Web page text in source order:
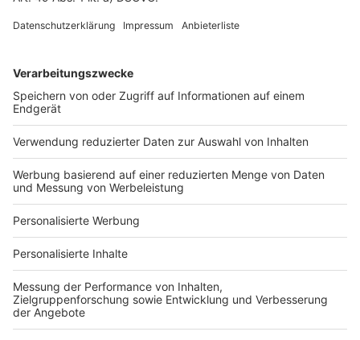
Services
Bauprojekt-Quiz
Häuser-Suche
Hausanbieter-Suche
Bauprojekt-Profil
Für Unternehmen
Ihre Baufirma auf bauen.de
Kostenloses Infogespräch